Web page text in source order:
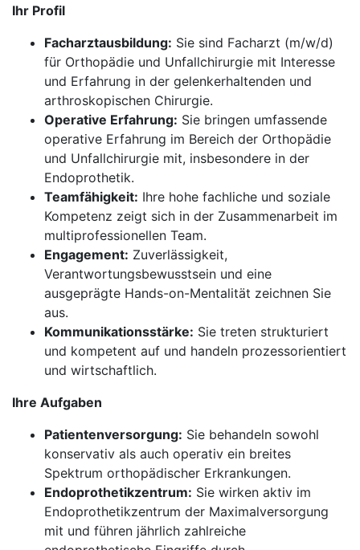
Ihr Profil
Facharztausbildung: Sie sind Facharzt (m/w/d)
für Orthopädie und Unfallchirurgie mit Interesse
und Erfahrung in der gelenkerhaltenden und
arthroskopischen Chirurgie.
Operative Erfahrung: Sie bringen umfassende
operative Erfahrung im Bereich der Orthopädie
und Unfallchirurgie mit, insbesondere in der
Endoprothetik.
Teamfähigkeit: Ihre hohe fachliche und soziale
Kompetenz zeigt sich in der Zusammenarbeit im
multiprofessionellen Team.
Engagement: Zuverlässigkeit,
Verantwortungsbewusstsein und eine
ausgeprägte Hands-on-Mentalität zeichnen Sie
aus.
Kommunikationsstärke: Sie treten strukturiert
und kompetent auf und handeln prozessorientiert
und wirtschaftlich.
Ihre Aufgaben
Patientenversorgung: Sie behandeln sowohl
konservativ als auch operativ ein breites
Spektrum orthopädischer Erkrankungen.
Endoprothetikzentrum: Sie wirken aktiv im
Endoprothetikzentrum der Maximalversorgung
mit und führen jährlich zahlreiche